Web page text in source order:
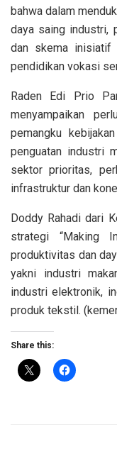
bahwa dalam
daya saing industri,
dan skema inisiatif
pendidikan vokasi
Raden Edi Prio
menyampaikan
pemangku
penguatan industri
sektor prioritas,
infrastruktur dan
Doddy Rahadi dari
strategi “Making
produktivitas dan
yakni industri
industri elektronik,
produk tekstil.
Share this: